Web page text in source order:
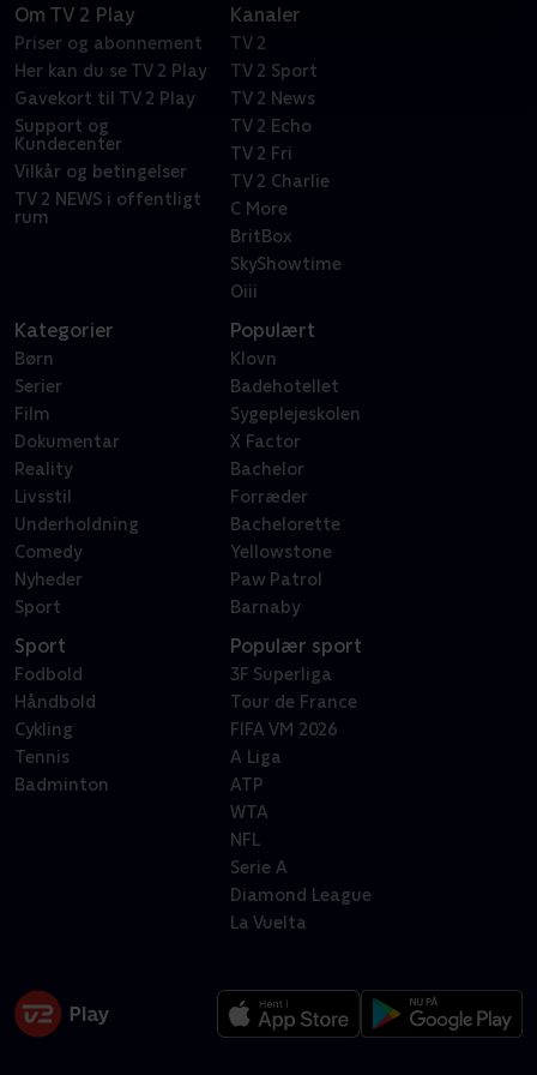
Om TV 2 Play
Priser og abonnement
Her kan du se TV 2 Play
Gavekort til TV 2 Play
Support og
Kundecenter
Vilkår og betingelser
TV 2 NEWS i offentligt
rum
Kanaler
TV 2
TV 2 Sport
TV 2 News
TV 2 Echo
TV 2 Fri
TV 2 Charlie
C More
BritBox
SkyShowtime
Oiii
Kategorier
Børn
Serier
Film
Dokumentar
Reality
Livsstil
Underholdning
Comedy
Nyheder
Sport
Populært
Klovn
Badehotellet
Sygeplejeskolen
X Factor
Bachelor
Forræder
Bachelorette
Yellowstone
Paw Patrol
Barnaby
Sport
Fodbold
Håndbold
Cykling
Tennis
Badminton
Populær sport
3F Superliga
Tour de France
FIFA VM 2026
A Liga
ATP
WTA
NFL
Serie A
Diamond League
La Vuelta